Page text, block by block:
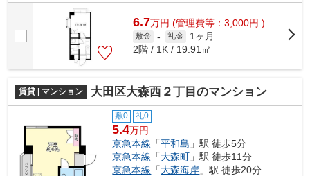
す。駅から徒歩8分の物件なら、駅前のお買...
6.7万円 (管理費等：3,000円 )
敷金 - 礼金
1ヶ月
2階 / 1K / 19.91㎡
賃貸 | マンション 大田区大森西２丁目のマンション
敷0 礼0
5.4万円
京急本線 「平和島 」駅 徒歩5分
京急本線 「大森町 」駅 徒歩11分
京急本線 「大森海岸 」駅 徒歩20分